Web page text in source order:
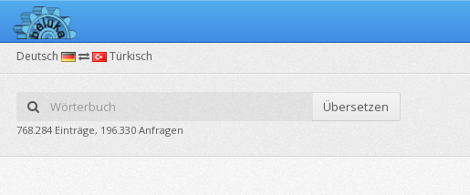
Deutsch Türkisch
Übersetzen
768.284 Einträge, 196.330 Anfragen